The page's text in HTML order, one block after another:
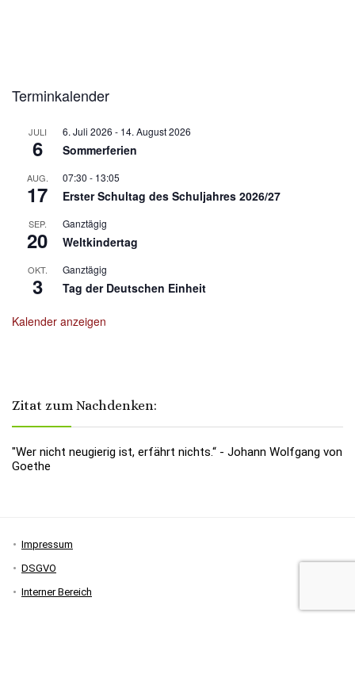
Terminkalender
JULI
6
6. Juli 2026 - 14. August 2026
Sommerferien
AUG.
17
07:30 - 13:05
Erster Schultag des Schuljahres 2026/27
SEP.
20
Ganztägig
Weltkindertag
OKT.
3
Ganztägig
Tag der Deutschen Einheit
Kalender anzeigen
Zitat zum Nachdenken:
"Wer nicht neugierig ist, erfährt nichts.“ - Johann Wolfgang von
Goethe
Impressum
DSGVO
Interner Bereich